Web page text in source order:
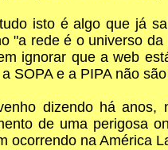
isto é algo que já
"a rede é o universo
ignorar que a web
SOPA e a PIPA não
dizendo há anos,
de uma perigosa
ocorrendo na América